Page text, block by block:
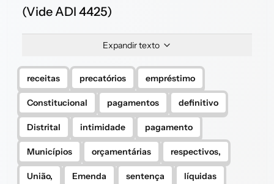
(Vide ADI 4425)
Expandir texto
receitas precatórios empréstimo
Constitucional pagamentos definitivo
Distrital intimidade pagamento
Municípios orçamentárias respectivos,
União, Emenda sentença líquidas